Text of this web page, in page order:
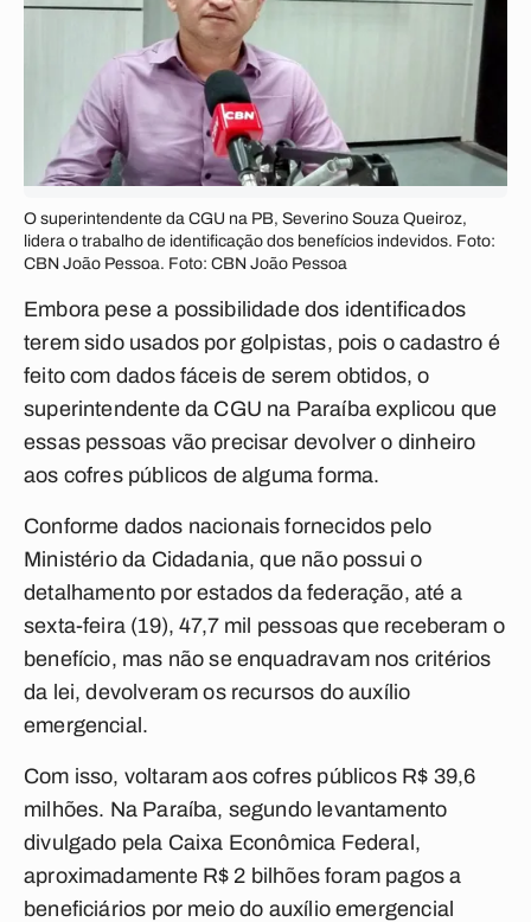
O superintendente da CGU na PB, Severino Souza Queiroz,
lidera o trabalho de identificação dos benefícios indevidos. Foto:
CBN João Pessoa. Foto: CBN João Pessoa
Embora pese a possibilidade dos identificados
terem sido usados por golpistas, pois o cadastro é
feito com dados fáceis de serem obtidos, o
superintendente da CGU na Paraíba explicou que
essas pessoas vão precisar devolver o dinheiro
aos cofres públicos de alguma forma.
Conforme dados nacionais fornecidos pelo
Ministério da Cidadania, que não possui o
detalhamento por estados da federação, até a
sexta-feira (19), 47,7 mil pessoas que receberam o
benefício, mas não se enquadravam nos critérios
da lei, devolveram os recursos do auxílio
emergencial.
Com isso, voltaram aos cofres públicos R$ 39,6
milhões. Na Paraíba, segundo levantamento
divulgado pela Caixa Econômica Federal,
aproximadamente R$ 2 bilhões foram pagos a
beneficiários por meio do auxílio emergencial